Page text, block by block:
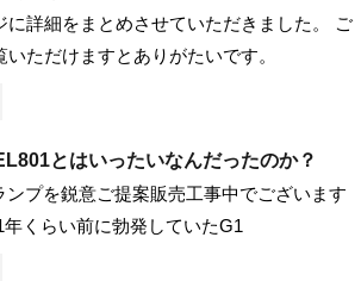
に詳細をまとめさせていただきました。 ご
ただけますとありがたいです。
とはいったいなんだったのか？
ンプを鋭意ご提案販売工事中でございます
くらい前に勃発していたG1